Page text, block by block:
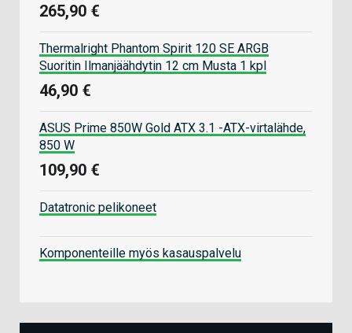
265,90 €
Thermalright Phantom Spirit 120 SE ARGB
Suoritin Ilmanjäähdytin 12 cm Musta 1 kpl
46,90 €
ASUS Prime 850W Gold ATX 3.1 -ATX-virtalähde,
850 W
109,90 €
Datatronic pelikoneet
Komponenteille myös kasauspalvelu